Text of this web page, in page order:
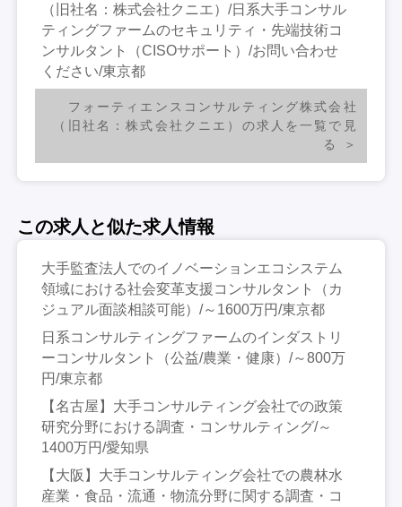
（旧社名：株式会社クニエ）/日系大手コンサル
ティングファームのセキュリティ・先端技術コ
ンサルタント（CISOサポート）/お問い合わせ
ください/東京都
フォーティエンスコンサルティング株式会社
（旧社名：株式会社クニエ）の求人を一覧で見
る
この求人と似た求人情報
大手監査法人でのイノベーションエコシステム
領域における社会変革支援コンサルタント（カ
ジュアル面談相談可能）/～1600万円/東京都
日系コンサルティングファームのインダストリ
ーコンサルタント（公益/農業・健康）/～800万
円/東京都
【名古屋】大手コンサルティング会社での政策
研究分野における調査・コンサルティング/～
1400万円/愛知県
【大阪】大手コンサルティング会社での農林水
産業・食品・流通・物流分野に関する調査・コ